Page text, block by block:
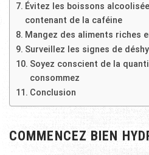
Évitez les boissons
contenant de la caféine
Mangez des aliments riches
Surveillez les signes de
Soyez conscient de la
consommez
Conclusion
COMMENCEZ BIEN